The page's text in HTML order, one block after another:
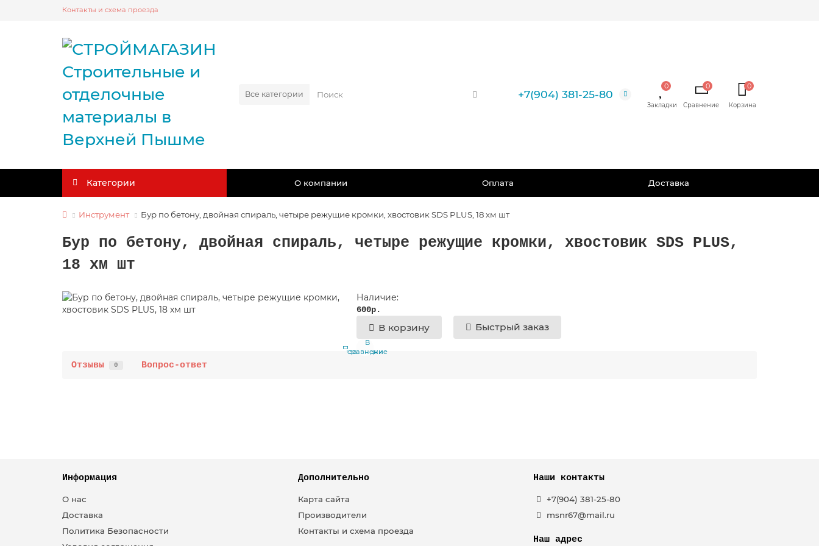
Контакты и схема проезда
Все категории +7(904) 381-25-80
0 0 0
Категории О компании Оплата Доставка
Инструмент Бур по бетону, двойная спираль, четыре режущие кромки, хвостовик SDS PLUS, 18 хм шт
Бур по бетону, двойная спираль, четыре режущие кромки, хвостовик SDS PLUS,
18 хм шт
Наличие:
600р.
В корзину Быстрый заказ
В
закладки
В
сравнение
Отзывы 0 Вопрос-ответ
Информация
О нас
Доставка
Политика Безопасности
Дополнительно
Карта сайта
Производители
Контакты и схема проезда
Наши контакты
+7(904) 381-25-80
msnr67@mail.ru
Наш адрес